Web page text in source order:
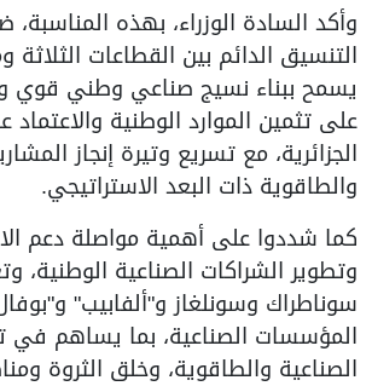
وأكد السادة الوزراء، بهذه المناسبة،
التنسيق الدائم بين القطاعات
يسمح ببناء نسيج صناعي وطني قوي
على تثمين الموارد الوطنية والاعتماد
الجزائرية، مع تسريع وتيرة إنجاز
والطاقوية ذات البعد الاستراتيجي.
كما شددوا على أهمية مواصلة دعم
وتطوير الشراكات الصناعية الوطنية،
سوناطراك وسونلغاز و"ألفابيب"
المؤسسات الصناعية، بما يساهم في
الصناعية والطاقوية، وخلق الثروة